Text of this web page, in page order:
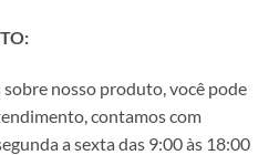
nosso produto, você pode
contamos com
a sexta das 9:00 às 18:00